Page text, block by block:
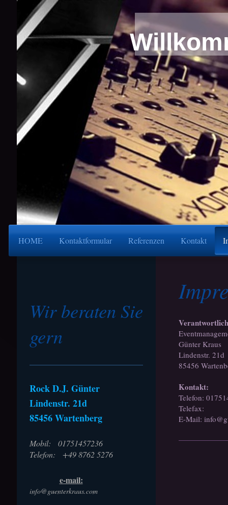
HOME Kontaktformular Referenzen Kontakt
Günter Kraus
Lindenstr. 21d
85456
Kontakt:
Telefon:
Telefax:
E-Mail:
Wir beraten Sie
gern
Rock D.J. Günter
Lindenstr. 21d
85456 Wartenberg
Mobil: 01751457236
Telefon: +49 8762 5276
e-mail:
info@guenterkraus.com